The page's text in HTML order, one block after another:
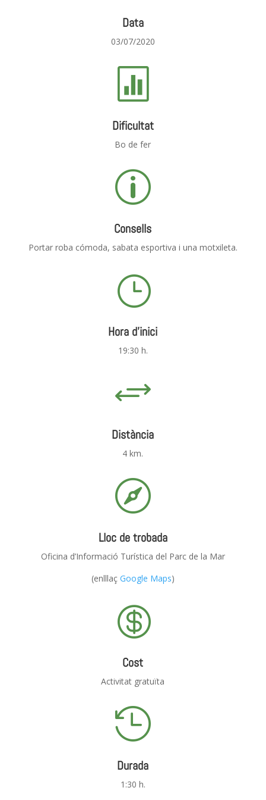
Data
03/07/2020

Dificultat
Bo de fer
p
Consells
Portar roba cómoda, sabata esportiva i una motxileta.
}
Hora d'inici
19:30 h.
+
Distància
4 km.

Lloc de trobada
Oficina d’Informació Turística del Parc de la Mar
(enlllaç Google Maps)

Cost
Activitat gratuïta

Durada
1:30 h.